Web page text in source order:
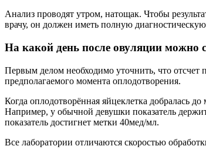
Анализ проводят утром, натощак. Чтобы
врачу, он должен иметь полную
На какой день после овуляции можно
Первым делом необходимо уточнить, что отсчет
предполагаемого момента оплодотворения.
Когда оплодотворённая яйцеклетка добралась
Например, у обычной девушки показатель
показатель достигнет метки 40мед/мл.
Все лаборатории отличаются скоростью